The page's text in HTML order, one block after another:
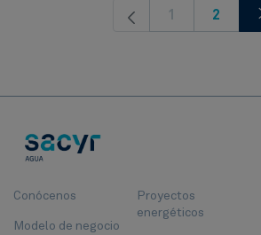
1 2
Conócenos
Modelo de negocio
Proyectos
energéticos